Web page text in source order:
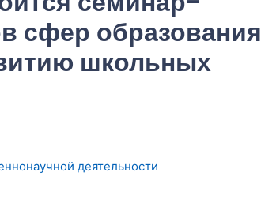
сфер образования
школьных
деятельности